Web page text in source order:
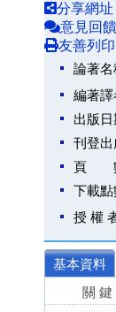
分享網址
意見回饋
友善列印
論著名
編著譯
出版日
刊登出
頁
下載點
授 權
基本資料
關 鍵